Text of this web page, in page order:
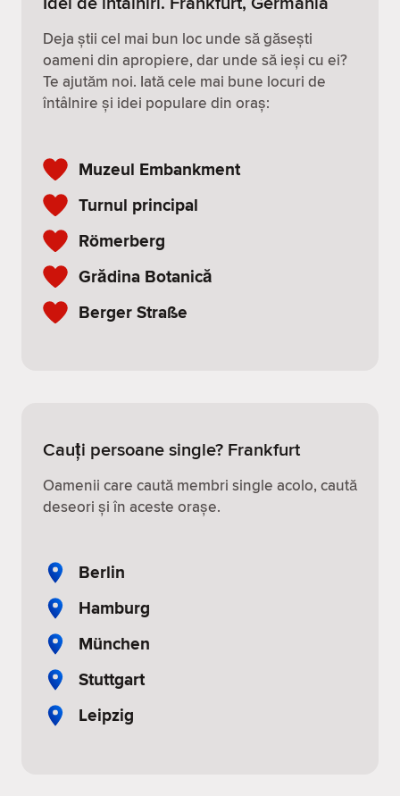
Deja știi cel mai bun loc unde să găsești
oameni din apropiere, dar unde să ieși cu ei?
Te ajutăm noi. Iată cele mai bune locuri de
întâlnire și idei populare din oraș:
Muzeul Embankment
Turnul principal
Römerberg
Grădina Botanică
Berger Straße
Cauți persoane single? Frankfurt
Oamenii care caută membri single acolo, caută
deseori și în aceste orașe.
Berlin
Hamburg
München
Stuttgart
Leipzig